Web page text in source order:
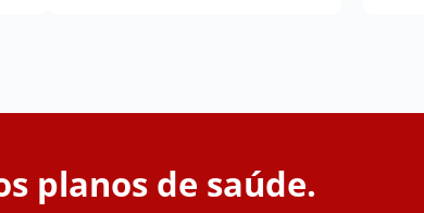
planos de saúde.